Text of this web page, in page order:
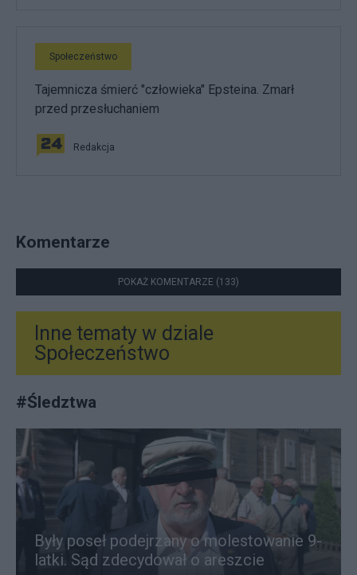
Społeczeństwo
Tajemnicza śmierć "człowieka" Epsteina. Zmarł
przed przesłuchaniem
Redakcja
Komentarze
POKAŻ KOMENTARZE (133)
Inne tematy w dziale
Społeczeństwo
#Śledztwa
Były poseł podejrzany o molestowanie 9-
latki. Sąd zdecydował o areszcie